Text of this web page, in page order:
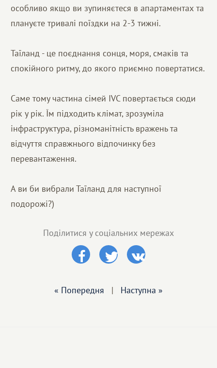
особливо якщо ви зупиняєтеся в апартаментах та
плануєте тривалі поїздки на 2-3 тижні.
Таїланд - це поєднання сонця, моря, смаків та
спокійного ритму, до якого приємно повертатися.
Саме тому частина сімей IVC повертається сюди
рік у рік. Їм підходить клімат, зрозуміла
інфраструктура, різноманітність вражень та
відчуття справжнього відпочинку без
перевантаження.
А ви би вибрали Таїланд для наступної
подорожі?)
Поділитися у соціальних мережах
« Попередня | Наступна »